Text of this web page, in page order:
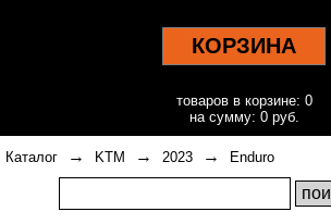
КОРЗИНА
товаров в корзине: 0
на сумму: 0 руб.
Каталог → KTM → 2023 → Enduro